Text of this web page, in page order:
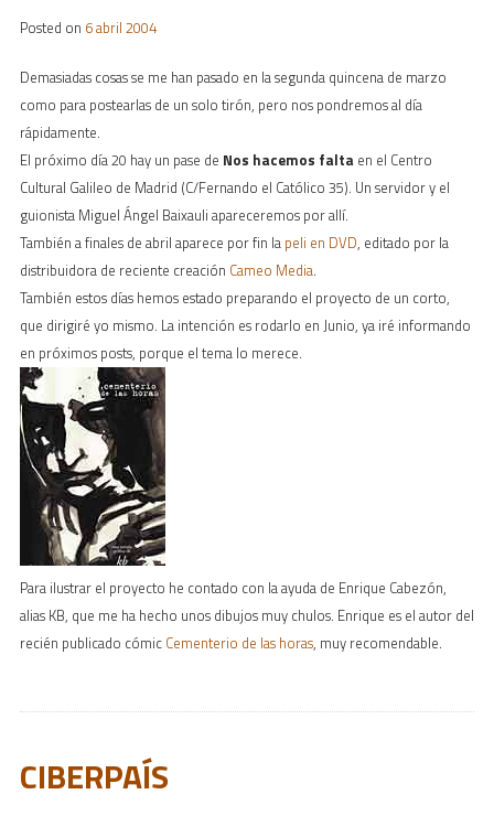
Posted on 6 abril 2004
Demasiadas cosas se me han pasado en la segunda quincena de marzo
como para postearlas de un solo tirón, pero nos pondremos al día
rápidamente.
El próximo día 20 hay un pase de Nos hacemos faltaen el Centro
Cultural Galileo de Madrid (C/Fernando el Católico 35). Un servidor y el
guionista Miguel Ángel Baixauli apareceremos por allí.
También a finales de abril aparece por fin la peli en DVD, editado por la
distribuidora de reciente creación Cameo Media.
También estos días hemos estado preparando el proyecto de un corto,
que dirigiré yo mismo. La intención es rodarlo en Junio, ya iré informando
en próximos posts, porque el tema lo merece.
Para ilustrar el proyecto he contado con la ayuda de Enrique Cabezón,
alias KB, que me ha hecho unos dibujos muy chulos. Enrique es el autor del
recién publicado cómic Cementerio de las horas, muy recomendable.
CIBERPAÍS